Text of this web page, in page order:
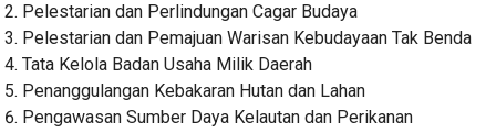
Pelestarian dan Perlindungan Cagar Budaya
Pelestarian dan Pemajuan Warisan Kebudayaan Tak Benda
Tata Kelola Badan Usaha Milik Daerah
Penanggulangan Kebakaran Hutan dan Lahan
Pengawasan Sumber Daya Kelautan dan Perikanan